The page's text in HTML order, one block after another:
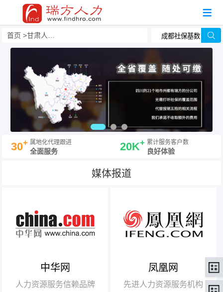
首页 甘肃人事外包
30+ 属地化代理跟进
全面服务 20K+ 累计服务客户数
良好体验
媒体报道
中华网
人力资源服务信赖品牌
【腾讯】“2018中国互联网
+行业领军企业奖”
【瑞方】“2018中国互联网
凤凰网
先进人力资源服务机构